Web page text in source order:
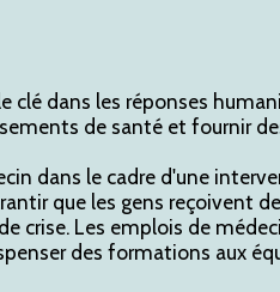
clé dans les réponses
de santé et fournir
dans le cadre d'une
que les gens reçoivent
crise. Les emplois de
des formations aux